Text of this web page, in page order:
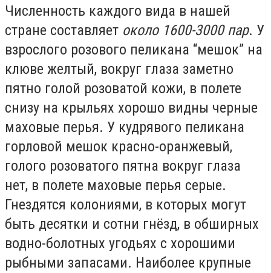
Численность каждого вида в нашей
стране составляет около 1600-3000 пар. У
взрослого розового пеликана “мешок” на
клюве желтый, вокруг глаза заметно
пятно голой розоватой кожи, в полете
снизу на крыльях хорошо видны черные
маховые перья. У кудрявого пеликана
горловой мешок красно-оранжевый,
голого розоватого пятна вокруг глаза
нет, в полете маховые перья серые.
Гнездятся колониями, в которых могут
быть десятки и сотни гнёзд, в обширных
водно-болотных угодьях с хорошими
рыбными запасами. Наиболее крупные